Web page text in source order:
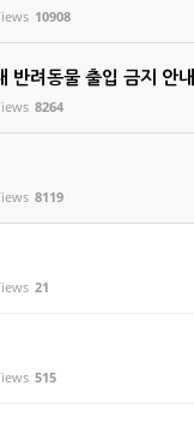
10908
반려동물 출입 금지 안내
8264
8119
21
515